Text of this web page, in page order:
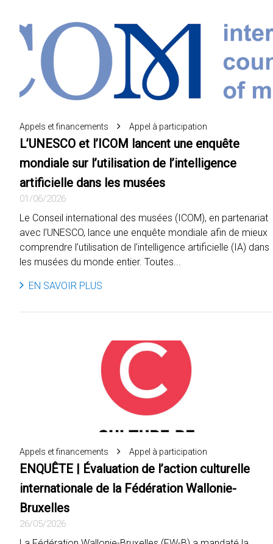
Appels et financements Appel à participation
L’UNESCO et l’ICOM lancent une enquête
mondiale sur l’utilisation de l’intelligence
artificielle dans les musées
01/06/2026
Le Conseil international des musées (ICOM), en partenariat
avec l’UNESCO, lance une enquête mondiale afin de mieux
comprendre l’utilisation de l’intelligence artificielle (IA) dans
les musées du monde entier. Toutes...
EN SAVOIR PLUS
Appels et financements Appel à participation
ENQUÊTE | Évaluation de l’action culturelle
internationale de la Fédération Wallonie-
Bruxelles
26/05/2026